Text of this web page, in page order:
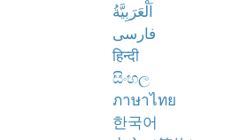
اَلْعَرَبِيَّةُ
فارسی
हिन्दी
සිංහල
ภาษาไทย
한국어